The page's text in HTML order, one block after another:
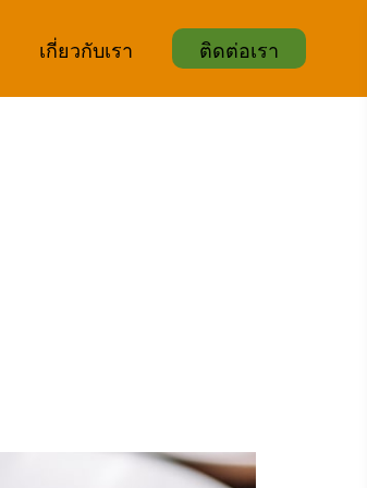
เกี่ยวกับเรา ติดต่อเรา